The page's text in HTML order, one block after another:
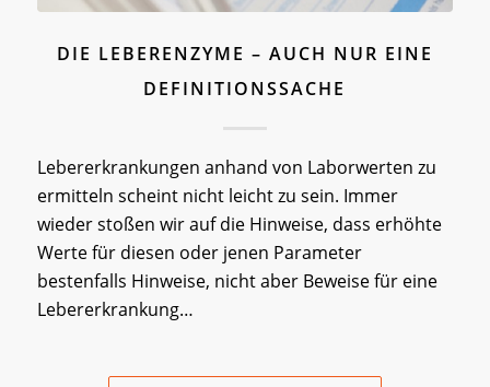
DIE LEBERENZYME – AUCH NUR EINE
DEFINITIONSSACHE
Lebererkrankungen anhand von Laborwerten zu
ermitteln scheint nicht leicht zu sein. Immer
wieder stoßen wir auf die Hinweise, dass erhöhte
Werte für diesen oder jenen Parameter
bestenfalls Hinweise, nicht aber Beweise für eine
Lebererkrankung…